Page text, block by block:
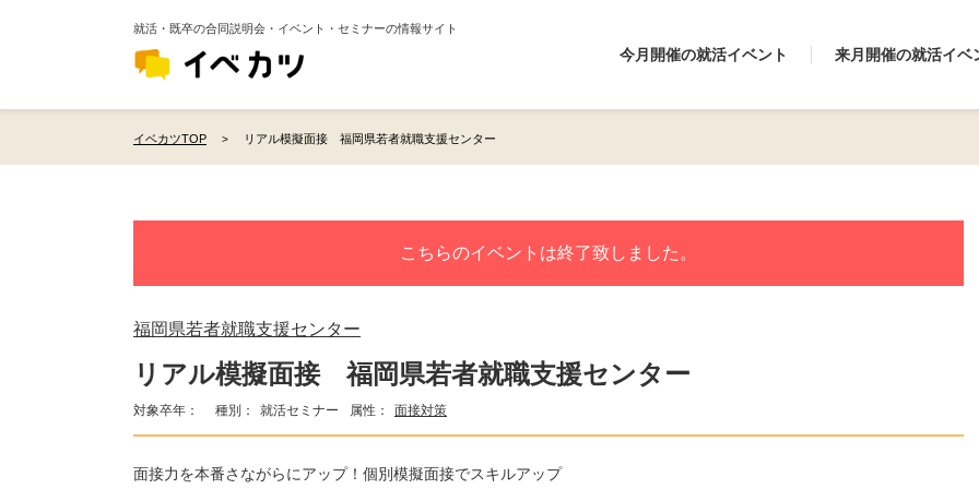
就活・既卒の合同説明会・イベント・セミナーの情報サイト
今月開催の就活イベント 来月開催の就活イベ
イベカツTOP リアル模擬面接 福岡県若者就職支援センター
こちらのイベントは終了致しました。
福岡県若者就職支援センター
リアル模擬面接 福岡県若者就職支援センター
対象卒年： 種別： 就活セミナー 属性： 面接対策
面接力を本番さながらにアップ！個別模擬面接でスキルアップ